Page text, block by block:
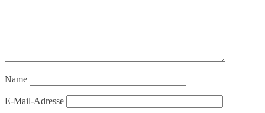
Name
E-Mail-Adresse